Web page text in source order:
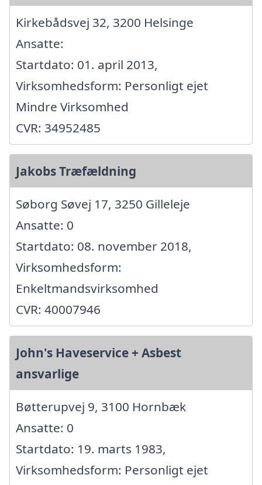
Kirkebådsvej 32, 3200 Helsinge
Ansatte:
Startdato: 01. april 2013,
Virksomhedsform: Personligt ejet
Mindre Virksomhed
CVR: 34952485
Jakobs Træfældning
Søborg Søvej 17, 3250 Gilleleje
Ansatte: 0
Startdato: 08. november 2018,
Virksomhedsform:
Enkeltmandsvirksomhed
CVR: 40007946
John's Haveservice + Asbest
ansvarlige
Bøtterupvej 9, 3100 Hornbæk
Ansatte: 0
Startdato: 19. marts 1983,
Virksomhedsform: Personligt ejet